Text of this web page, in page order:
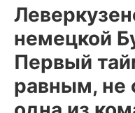
немецкой
Первый
равным, не